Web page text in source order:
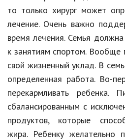
то только хирург может
лечение. Очень важно
время лечения. Семья
к занятиям спортом. Вообще
свой жизненный уклад. В
определенная работа. Во-
перекармливать ребенка.
сбалансированным с
продуктов, которые
жира. Ребенку желательно